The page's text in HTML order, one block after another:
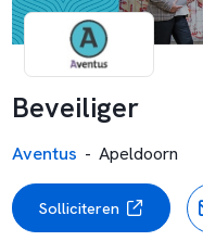
Beveiliger
Aventus - Apeldoorn
Solliciteren